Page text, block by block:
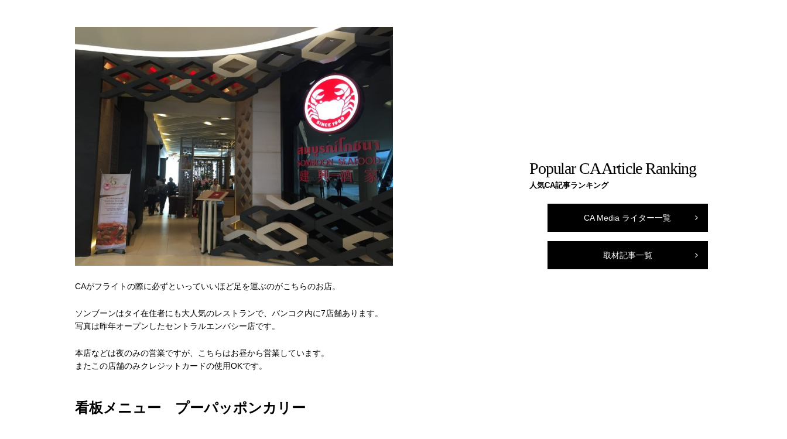
CAがフライトの際に必ずといっていいほど足を運ぶのがこちらのお店。
ソンブーンはタイ在住者にも大人気のレストランで、バンコク内に7店舗あります。
写真は昨年オープンしたセントラルエンバシー店です。
本店などは夜のみの営業ですが、こちらはお昼から営業しています。
またこの店舗のみクレジットカードの使用OKです。
看板メニュー プーパッポンカリー
Popular CA Article Ranking
人気CA記事ランキング
CA Media ライター一覧
取材記事一覧